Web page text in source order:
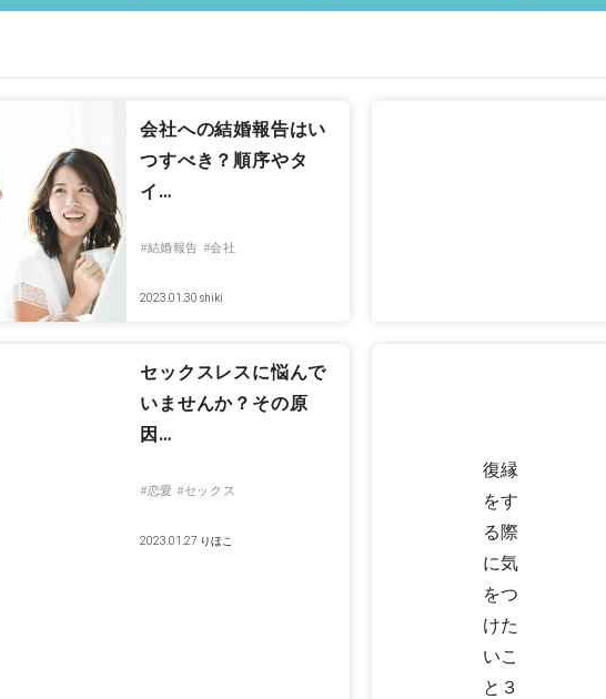
会社への結婚報告はい
つすべき？順序やタ
イ…
#結婚報告 #会社
2023.01.30 shiki
セックスレスに悩んで
いませんか？その原
因…
#恋愛#セックス
2023.01.27 りほこ
復縁
をす
る際
に気
をつ
けた
いこ
と３